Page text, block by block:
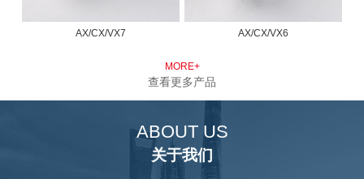
AX/CX/VX7 AX/CX/VX6
MORE+
查看更多产品
ABOUT US
关于我们